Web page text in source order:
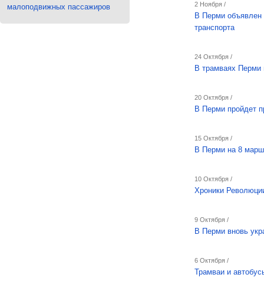
малоподвижных пассажиров
2 Ноября /
В Перми объявлен
транспорта
24 Октября /
В трамваях Перми
20 Октября /
В Перми пройдет
15 Октября /
В Перми на 8
10 Октября /
Хроники
9 Октября /
В Перми вновь
6 Октября /
Трамваи и